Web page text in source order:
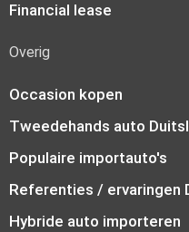
Financial lease
Overig
Occasion kopen
Tweedehands auto
Populaire importauto's
Referenties / ervaringen
Hybride auto importeren